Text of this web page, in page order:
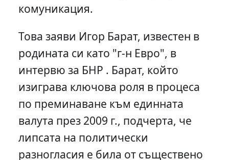
комуникация.
Това заяви Игор Барат, известен в
родината си като "г-н Евро", в
интервю за БНР . Барат, който
изиграва ключова роля в процеса
по преминаване към единната
валута през 2009 г., подчерта, че
липсата на политически
разногласия е била от съществено